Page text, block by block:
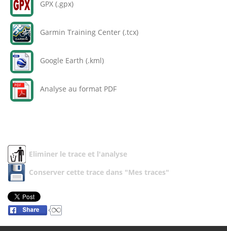
GPX (.gpx)
Garmin Training Center (.tcx)
Google Earth (.kml)
Analyse au format PDF
Eliminer le trace et l'analyse
Conserver cette trace dans "Mes traces"